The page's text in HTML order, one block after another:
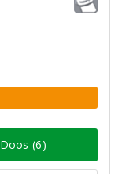
Doos (6)